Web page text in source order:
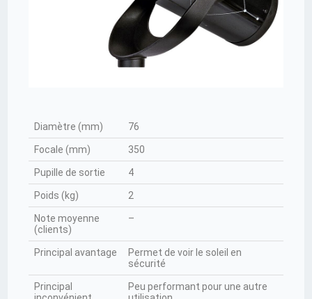
Diamètre (mm) 76
Focale (mm) 350
Pupille de sortie 4
Poids (kg) 2
Note moyenne
(clients)
–
Principal avantage
Permet de voir le soleil en
sécurité
Principal
Peu performant pour une autre